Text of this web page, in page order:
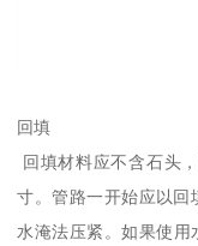
回填
回填材料应不含石头
寸。管路一开始应以回
水淹法压紧。如果使用